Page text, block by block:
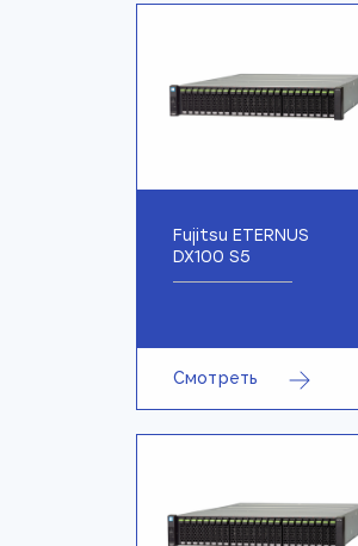
Fujitsu ETERNUS
DX100 S5
Смотреть